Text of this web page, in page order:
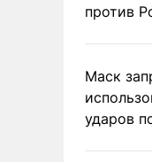
против
Маск
ударов